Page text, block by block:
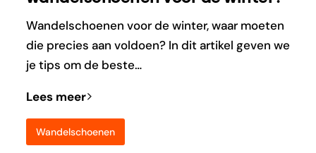
Wandelschoenen voor de winter, waar moeten
die precies aan voldoen? In dit artikel geven we
je tips om de beste…
Lees meer
Wandelschoenen